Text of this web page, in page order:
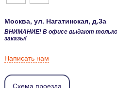
Москва, ул. Нагатинская, д.3а
ВНИМАНИЕ! В офисе выдают только
заказы!
Написать нам
Схема проезда